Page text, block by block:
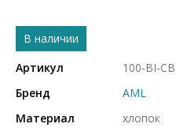
В наличии
Артикул
100-BI-СB
Бренд
AML
Материал
хлопок